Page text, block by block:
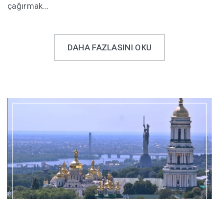
UKRAYNA’DA EV KIRALAMAK
HOSTEL KÜLTÜRÜ-DIKKAT EDILMESI GEREKENLER
çağırmak…
DAHA FAZLASINI OKU